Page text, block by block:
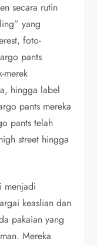
secara rutin
yang
foto-
pants
merek
hingga label
pants mereka
pants telah
street hingga
menjadi
keaslian dan
pakaian yang
Mereka